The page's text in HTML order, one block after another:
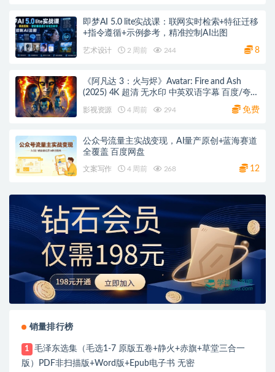
即梦AI 5.0 lite实战课：联网实时检索+特征迁移
+指令遵循+示例参考，精准控制AI出图
艺术设计 2 周前 244 8
《阿凡达 3：火与烬》Avatar: Fire and Ash
(2025) 4K 超清 无水印 中英双语字幕 百度/夸克
影视资源 4 周前 294 免费
公众号流量主实战变现，AI量产原创+蓝海赛道
全覆盖 百度网盘
文案写作 4 周前 268 12
销量排行榜
1
毛泽东选集（毛选1-7 原版五卷+静火+赤旗+草堂三合一
版）PDF非扫描版+Word版+Epub电子书 无密